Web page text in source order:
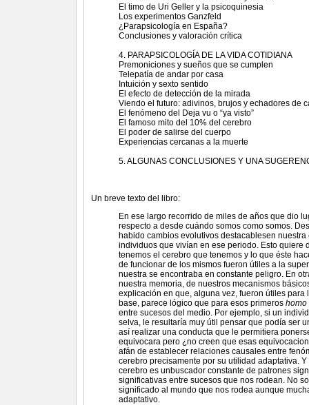
El timo de Uri Geller y la psicoquinesia
Los experimentos Ganzfeld
¿Parapsicología en España?
Conclusiones y valoración crítica
4. PARAPSICOLOGÍA DE LA VIDA COTIDIANA
Premoniciones y sueños que se cumplen
Telepatía de andar por casa
Intuición y sexto sentido
El efecto de detección de la mirada
Viendo el futuro: adivinos, brujos y echadores de
El fenómeno del Deja vu o “ya visto”
El famoso mito del 10% del cerebro
El poder de salirse del cuerpo
Experiencias cercanas a la muerte
5. ALGUNAS CONCLUSIONES Y UNA
Un breve texto del libro:
En ese largo recorrido de miles de años que dio
respecto a desde cuándo somos como somos.
habido cambios evolutivos destacablesen
individuos que vivían en ese periodo. Esto quiere
tenemos el cerebro que tenemos y lo que éste
de funcionar de los mismos fueron útiles a la
nuestra se encontraba en constante peligro. En
nuestra memoria, de nuestros mecanismos
explicación en que, alguna vez, fueron útiles
base, parece lógico que para esos primeros homo
entre sucesos del medio. Por ejemplo, si un
selva, le resultaría muy útil pensar que podía ser
así realizar una conducta que le permitiera
equivocara pero ¿no creen que esas
afán de establecer relaciones causales entre
cerebro precisamente por su utilidad adaptativa.
cerebro es unbuscador constante de patrones
significativas entre sucesos que nos rodean. No
significado al mundo que nos rodea aunque
adaptativo.